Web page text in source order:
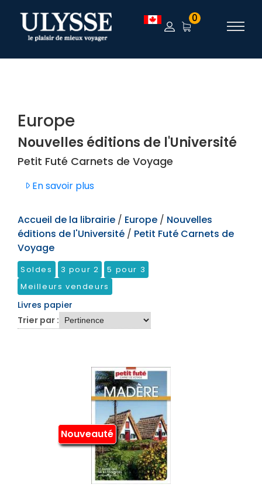
TEST 0
Europe
Nouvelles éditions de l'Université
Petit Futé Carnets de Voyage
En savoir plus
Accueil de la librairie / Europe / Nouvelles
éditions de l'Université / Petit Futé Carnets de
Voyage
Soldes 3 pour 2
5 pour 3
Meilleurs vendeurs
Livres papier
Trier par :
Nouveauté